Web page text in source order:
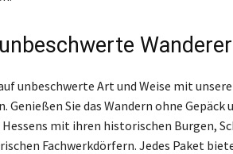
Wanderer
unbeschwerte Art und Weise mit
Sie das Wandern ohne Gepäck
mit ihren historischen Burgen,
Fachwerkdörfern. Jedes Paket